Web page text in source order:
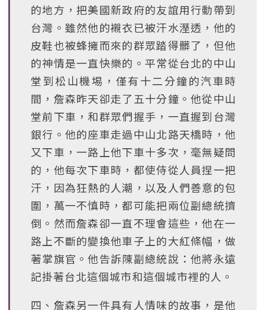
的地方，把美國新政府的友誼用行動帶到
台灣。雖然他的襯衣已被汗水溼透，他的
皮鞋也被蜂擁而來的群眾踏得髒了，但他
的神情是一直快樂的。平常從台北的中山
堂到松山機埸，僅有十二分鐘的汽車時
間，詹森昨天卻走了五十分鐘。他從中山
堂前下車，和群眾們握手，一直握到台灣
銀行。他的座車走過中山北路天橋時，他
又下車，一路上他下車十多次，毫無疑問
的，他每次下車時，都使侍從人員捏一把
汗，因為狂熱的人潮，以及人們善意的包
圍，萬一不慎時，都可能把兩位副總統擠
倒。然而詹森卻一直不理會這些，他在一
路上不斷的變換他車子上的大紅條幅，做
著掌旗官。他告訴陳副總統說：他將永遠
記掛著台北這個城市和這個城市裡的人。
四、詹森另一件具有人情味的故事，是他